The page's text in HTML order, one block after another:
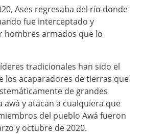
Ases regresaba del río donde
fue interceptado y
hombres armados que lo
tradicionales han sido el
los acaparadores de tierras que
de grandes
y atacan a cualquiera que
del pueblo Awá fueron
y octubre de 2020.